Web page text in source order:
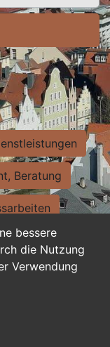
bessere
die Nutzung
Verwendung
Beratung